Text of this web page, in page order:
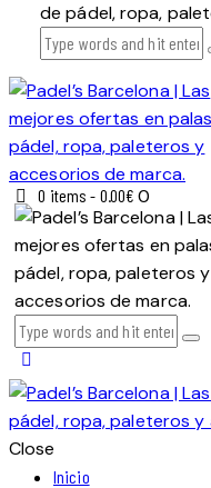
0 items - 0.00€ 0
Close
Inicio